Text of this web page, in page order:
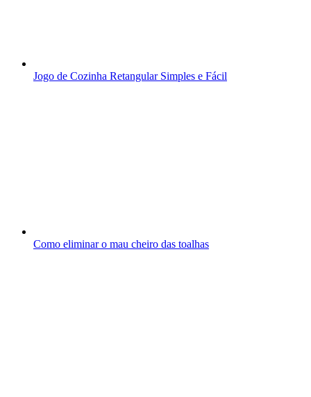
Jogo de Cozinha Retangular Simples e Fácil
Como eliminar o mau cheiro das toalhas